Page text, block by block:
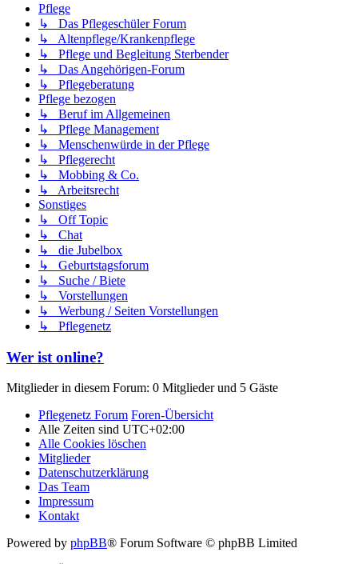
Pflege
↳ Das Pflegeschüler Forum
↳ Altenpflege/Krankenpflege
↳ Pflege und Begleitung Sterbender
↳ Das Angehörigen-Forum
↳ Pflegeberatung
Pflege bezogen
↳ Beruf im Allgemeinen
↳ Pflege Management
↳ Menschenwürde in der Pflege
↳ Pflegerecht
↳ Mobbing & Co.
↳ Arbeitsrecht
Sonstiges
↳ Off Topic
↳ Chat
↳ die Jubelbox
↳ Geburtstagsforum
↳ Suche / Biete
↳ Vorstellungen
↳ Werbung / Seiten Vorstellungen
↳ Pflegenetz
Wer ist online?
Mitglieder in diesem Forum: 0 Mitglieder und 5 Gäste
Pflegenetz Forum Foren-Übersicht
Alle Zeiten sind UTC+02:00
Alle Cookies löschen
Mitglieder
Datenschutzerklärung
Das Team
Impressum
Kontakt
Powered by phpBB® Forum Software © phpBB Limited